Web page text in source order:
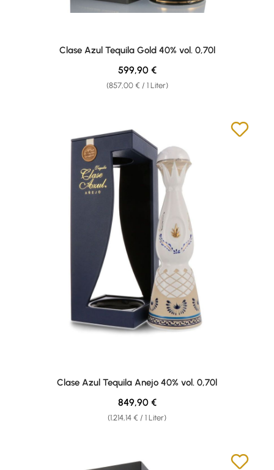
Clase Azul Tequila Gold 40% vol. 0,70l
(857,00 € / 1 Liter)
Regulärer Preis:
599,90 €
Clase Azul Tequila Anejo 40% vol. 0,70l
(1.214,14 € / 1 Liter)
Regulärer Preis:
849,90 €